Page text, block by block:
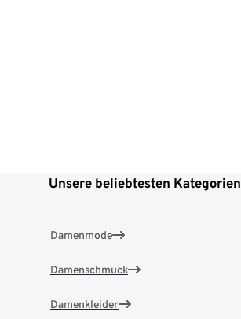
Unsere beliebtesten Kategorien
Damenmode
Damenschmuck
Damenkleider